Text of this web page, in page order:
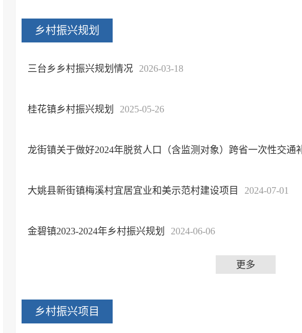
乡村振兴规划
三台乡乡村振兴规划情况 2026-03-18
桂花镇乡村振兴规划 2025-05-26
龙街镇关于做好2024年脱贫人口（含监测对象）跨省一次性交通
大姚县新街镇梅溪村宜居宜业和美示范村建设项目 2024-07-01
金碧镇2023-2024年乡村振兴规划 2024-06-06
更多
乡村振兴项目